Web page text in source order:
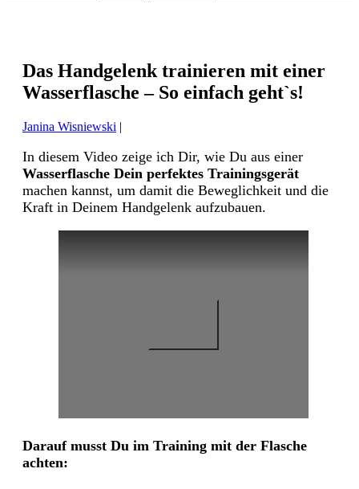
Das Handgelenk trainieren mit einer
Wasserflasche – So einfach geht`s!
Janina Wisniewski |
In diesem Video zeige ich Dir, wie Du aus einer
Wasserflasche Dein perfektes Trainingsgerät
machen kannst, um damit die Beweglichkeit und die
Kraft in Deinem Handgelenk aufzubauen.
Darauf musst Du im Training mit der Flasche
achten: